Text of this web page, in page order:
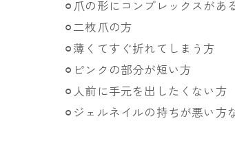
⚪︎爪の形にコンプレックスがあ
⚪︎二枚爪の方
⚪︎薄くてすぐ折れてしまう方
⚪︎ピンクの部分が短い方
⚪︎人前に手元を出したくない方
⚪︎ジェルネイルの持ちが悪い方